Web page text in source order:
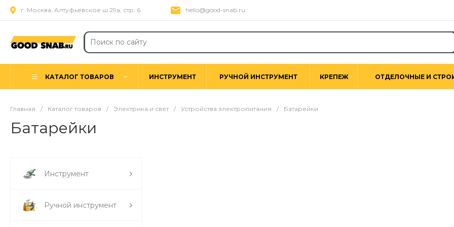
г. Москва, Алтуфьевское ш.29а, стр. 6 hello@good-snab.ru
КАТАЛОГ ТОВАРОВ ИНСТРУМЕНТ РУЧНОЙ ИНСТРУМЕНТ КРЕПЕЖ ОТДЕЛОЧНЫЕ И
Главная / Каталог товаров / Электрика и свет / Устройства электропитания / Батарейки
Батарейки
Инструмент
Ручной инструмент